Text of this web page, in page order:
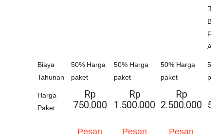
Biaya
Tahunan
50% Harga
paket
50% Harga
paket
50% Harga
paket
Harga
Paket
Rp
750.000
Rp
1.500.000
Rp
2.500.000
Pesan Pesan Pesan